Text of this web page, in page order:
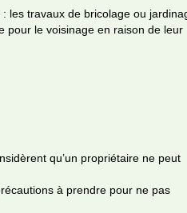
les travaux de bricolage ou
pour le voisinage en raison de leur
qu’un propriétaire ne peut
à prendre pour ne pas